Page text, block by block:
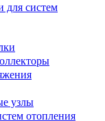
для систем
узлы
отопления